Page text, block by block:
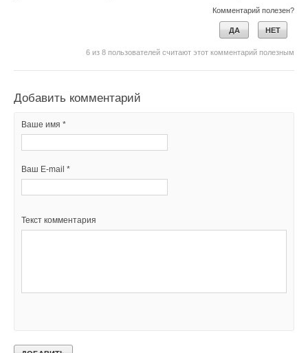
Комментарий полезен?
ДА НЕТ
6 из 8 пользователей считают этот комментарий полезным
Добавить комментарий
Ваше имя *
Ваш E-mail *
Текст комментария